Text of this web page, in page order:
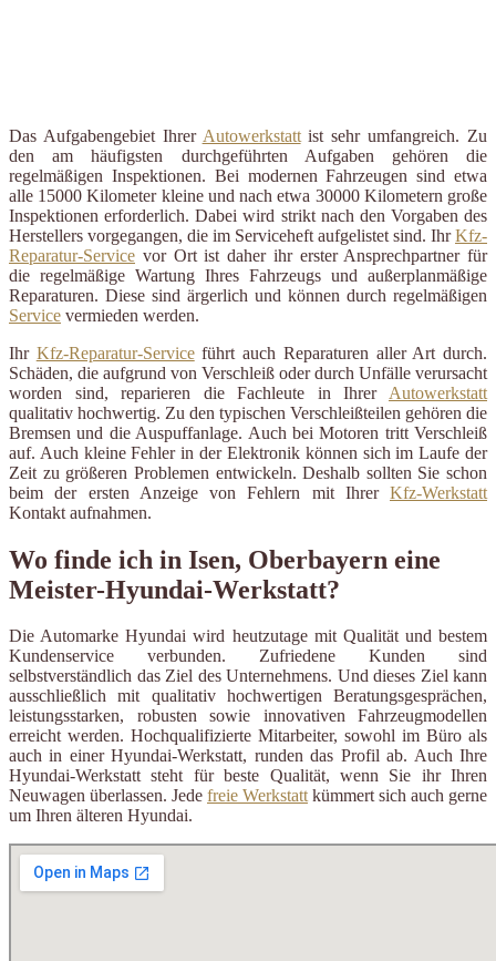
Das Aufgabengebiet Ihrer Autowerkstattist sehr umfangreich. Zu
den am häufigsten durchgeführten Aufgaben gehören die
regelmäßigen Inspektionen. Bei modernen Fahrzeugen sind etwa
alle 15000 Kilometer kleine und nach etwa 30000 Kilometern große
Inspektionen erforderlich. Dabei wird strikt nach den Vorgaben des
Herstellers vorgegangen, die im Serviceheft aufgelistet sind. IhrKfz-
Reparatur-Service vor Ort ist daher ihr erster Ansprechpartner für
die regelmäßige Wartung Ihres Fahrzeugs und außerplanmäßige
Reparaturen. Diese sind ärgerlich und können durch regelmäßigen
Service vermieden werden.
Ihr Kfz-Reparatur-Serviceführt auch Reparaturen aller Art durch.
Schäden, die aufgrund von Verschleiß oder durch Unfälle verursacht
worden sind, reparieren die Fachleute in Ihrer Autowerkstatt
qualitativ hochwertig. Zu den typischen Verschleißteilen gehören die
Bremsen und die Auspuffanlage. Auch bei Motoren tritt Verschleiß
auf. Auch kleine Fehler in der Elektronik können sich im Laufe der
Zeit zu größeren Problemen entwickeln. Deshalb sollten Sie schon
beim der ersten Anzeige von Fehlern mit Ihrer Kfz-Werkstatt
Kontakt aufnahmen.
Wo finde ich in Isen, Oberbayern eine
Meister-Hyundai-Werkstatt?
Die Automarke Hyundai wird heutzutage mit Qualität und bestem
Kundenservice verbunden. Zufriedene Kunden sind
selbstverständlich das Ziel des Unternehmens. Und dieses Ziel kann
ausschließlich mit qualitativ hochwertigen Beratungsgesprächen,
leistungsstarken, robusten sowie innovativen Fahrzeugmodellen
erreicht werden. Hochqualifizierte Mitarbeiter, sowohl im Büro als
auch in einer Hyundai-Werkstatt, runden das Profil ab. Auch Ihre
Hyundai-Werkstatt steht für beste Qualität, wenn Sie ihr Ihren
Neuwagen überlassen. Jede freie Werkstattkümmert sich auch gerne
um Ihren älteren Hyundai.